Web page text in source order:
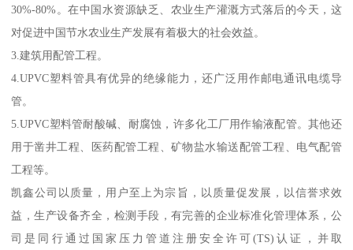
30%-80%。在中国水资源缺乏、农业生产灌溉方式落后的今天，这
对促进中国节水农业生产发展有着极大的社会效益。
3.建筑用配管工程。
4.UPVC塑料管具有优异的绝缘能力，还广泛用作邮电通讯电缆导
管。
5.UPVC塑料管耐酸碱、耐腐蚀，许多化工厂用作输液配管。其他还
用于凿井工程、医药配管工程、矿物盐水输送配管工程、电气配管
工程等。
凯鑫公司以质量，用户至上为宗旨，以质量促发展，以信誉求效
益，生产设备齐全，检测手段，有完善的企业标准化管理体系，公
司是同行通过国家压力管道注册安全许可(TS)认证，并取